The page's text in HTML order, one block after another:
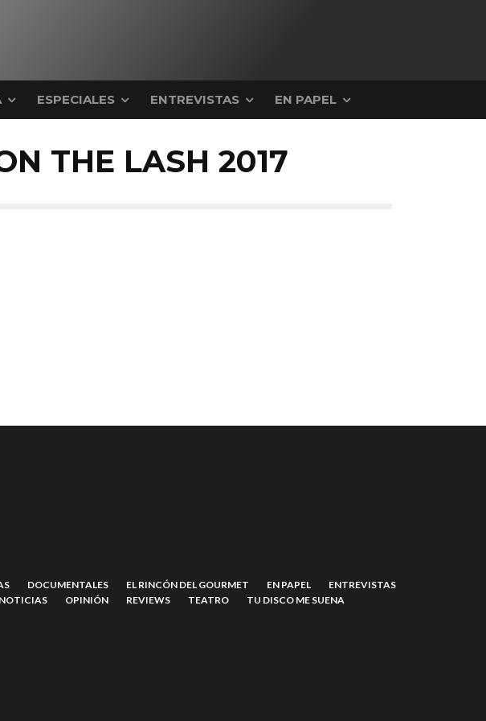
ESPECIALES ENTREVISTAS EN PAPEL
THE LASH 2017
DOCUMENTALES EL RINCÓN DEL GOURMET EN PAPEL
ENTREVISTAS
NOTICIAS OPINIÓN REVIEWS TEATRO TU DISCO ME SUENA